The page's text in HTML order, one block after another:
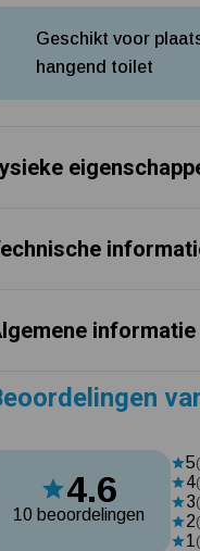
Geschikt voor
hangend toilet
informatie
4.6
10 beoordelingen
5
4
3
2
1